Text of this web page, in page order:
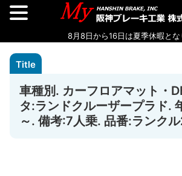
車種別. カーフロアマット・
タ:ランドクルーザープラド.
～. 備考:7人乗. 品番:ランク